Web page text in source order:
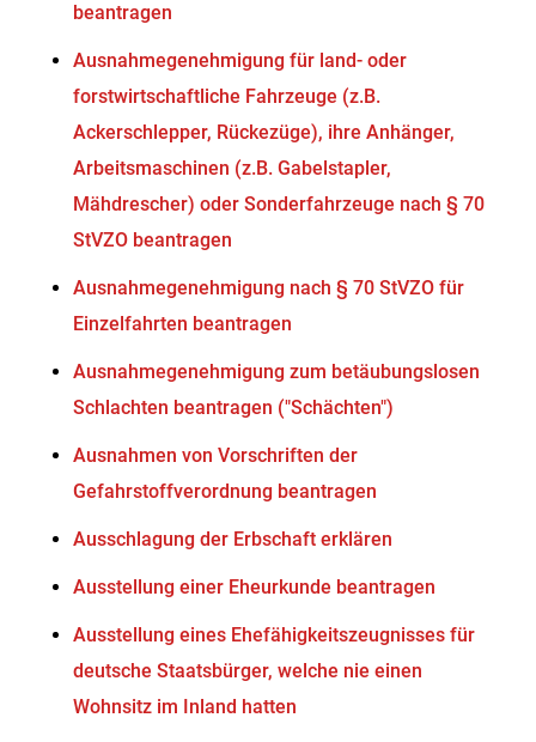
beantragen
Ausnahmegenehmigung für land- oder
forstwirtschaftliche Fahrzeuge (z.B.
Ackerschlepper, Rückezüge), ihre Anhänger,
Arbeitsmaschinen (z.B. Gabelstapler,
Mähdrescher) oder Sonderfahrzeuge nach § 70
StVZO beantragen
Ausnahmegenehmigung nach § 70 StVZO für
Einzelfahrten beantragen
Ausnahmegenehmigung zum betäubungslosen
Schlachten beantragen ("Schächten")
Ausnahmen von Vorschriften der
Gefahrstoffverordnung beantragen
Ausschlagung der Erbschaft erklären
Ausstellung einer Eheurkunde beantragen
Ausstellung eines Ehefähigkeitszeugnisses für
deutsche Staatsbürger, welche nie einen
Wohnsitz im Inland hatten